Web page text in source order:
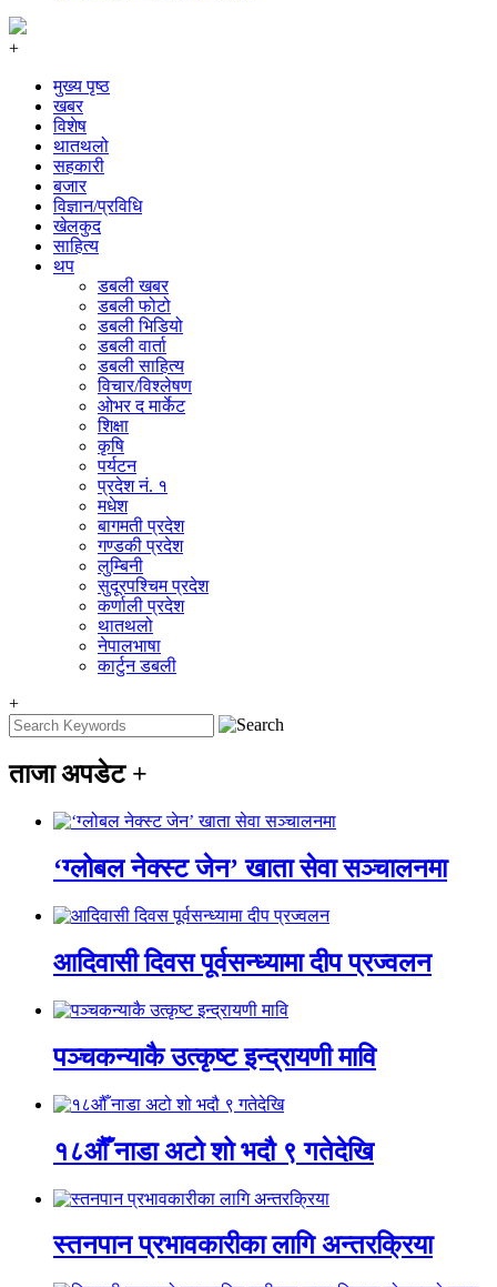
+
मुख्य पृष्ठ
खबर
विशेष
थातथलो
सहकारी
बजार
विज्ञान/प्रविधि
खेलकुद
साहित्य
थप
डबली खबर
डबली फोटो
डबली भिडियो
डबली वार्ता
डबली साहित्य
विचार/विश्‍लेषण
ओभर द मार्केट
शिक्षा
कृषि
पर्यटन
प्रदेश नं. १
मधेश
बागमती प्रदेश
गण्डकी प्रदेश
लुम्बिनी
सुदूरपश्चिम प्रदेश
कर्णाली प्रदेश
थातथलो
नेपालभाषा
कार्टुन डबली
+
ताजा अपडेट +
‘ग्लोबल नेक्स्ट जेन’ खाता सेवा सञ्चालनमा
आदिवासी दिवस पूर्वसन्ध्यामा दीप प्रज्वलन
पञ्चकन्याकै उत्कृष्ट इन्द्रायणी मावि
१८औँ नाडा अटो शो भदौ ९ गतेदेखि
स्तनपान प्रभावकारीका लागि अन्तरक्रिया